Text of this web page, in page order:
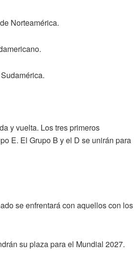
Norteamérica.
y vuelta. Los tres primeros
E. El Grupo B y el D se unirán para
se enfrentará con aquellos con los
su plaza para el Mundial 2027.